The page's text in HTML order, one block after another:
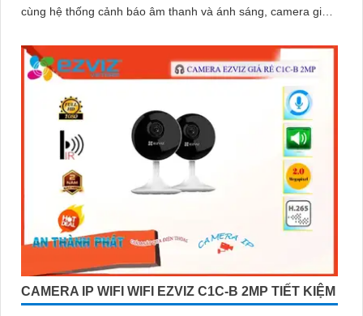
cùng hệ thống cảnh báo âm thanh và ánh sáng, camera giúp
CAMERA IP WIFI WIFI EZVIZ C1C-B 2MP TIẾT KIỆM